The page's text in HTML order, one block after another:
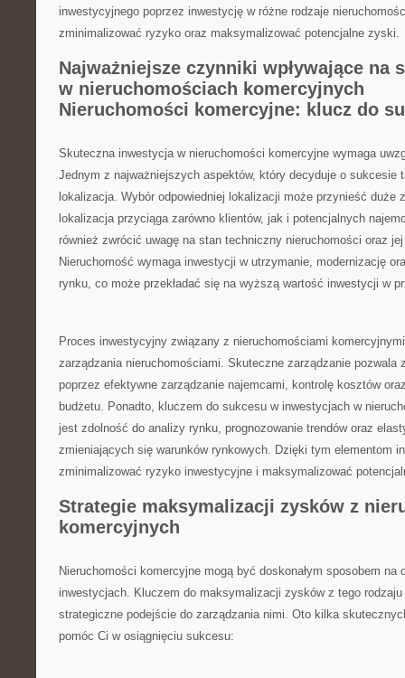
inwestycyjnego poprzez inwestycję ⁣w różne rodzaje
zminimalizować ryzyko ‌oraz ⁣maksymalizować potencjalne zyski.
Najważniejsze‍ czynniki wpływające na
w nieruchomościach komercyjnych
Nieruchomości ‍komercyjne: klucz do
Skuteczna inwestycja w nieruchomości komercyjne wymaga
Jednym z najważniejszych aspektów, który decyduje o sukcesie
lokalizacja. Wybór odpowiedniej lokalizacji może przynieść duże
lokalizacja przyciąga zarówno‍ klientów, jak i potencjalnych
również⁤ zwrócić uwagę na stan techniczny nieruchomości oraz jej
‍Nieruchomość wymaga inwestycji⁢ w utrzymanie, modernizację
rynku, co może przekładać się na wyższą wartość inwestycji w
Proces‌ inwestycyjny związany z nieruchomościami​
zarządzania nieruchomościami. ⁣Skuteczne zarządzanie
poprzez efektywne zarządzanie najemcami, kontrolę kosztów
budżetu. ‌Ponadto, kluczem do sukcesu w inwestycjach ‍w
jest zdolność do analizy⁤ rynku, prognozowanie trendów oraz
zmieniających się warunków rynkowych. Dzięki tym‌ elementom
zminimalizować ryzyko inwestycyjne i maksymalizować
Strategie maksymalizacji zysków z
komercyjnych
Nieruchomości komercyjne mogą być doskonałym sposobem na
inwestycjach. Kluczem do maksymalizacji zysków z tego
strategiczne podejście do zarządzania nimi. Oto kilka
pomóc Ci w osiągnięciu sukcesu: